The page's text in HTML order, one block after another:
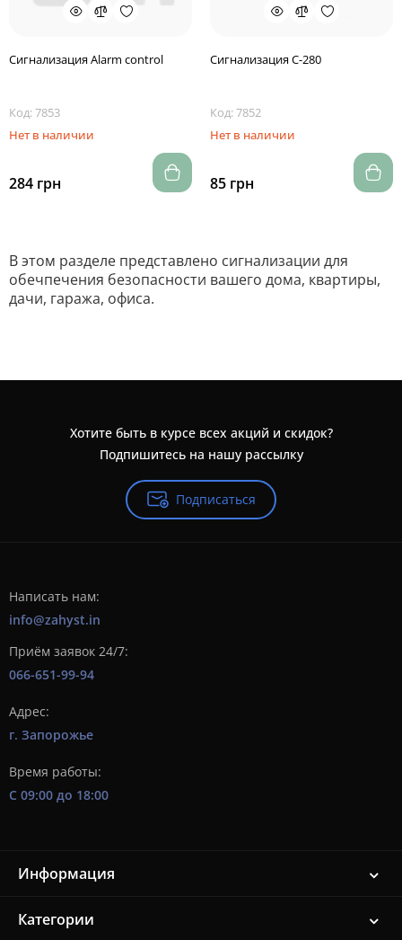
Сигнализация Alarm control
Код: 7853
Нет в наличии
284 грн
Сигнализация С-280
Код: 7852
Нет в наличии
85 грн
В этом разделе представлено сигнализации для
обечпечения безопасности вашего дома, квартиры,
дачи, гаража, офиса.
Хотите быть в курсе всех акций и скидок?
Подпишитесь на нашу рассылку
Подписаться
Написать нам:
info@zahyst.in
Приём заявок 24/7:
066-651-99-94
Адрес:
г. Запорожье
Время работы:
С 09:00 до 18:00
Информация
Категории